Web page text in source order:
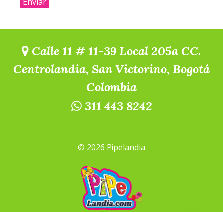
Calle 11 # 11-39 Local 205a CC.
Centrolandia, San Victorino, Bogotá
Colombia
311 443 8242
© 2026 Pipelandia